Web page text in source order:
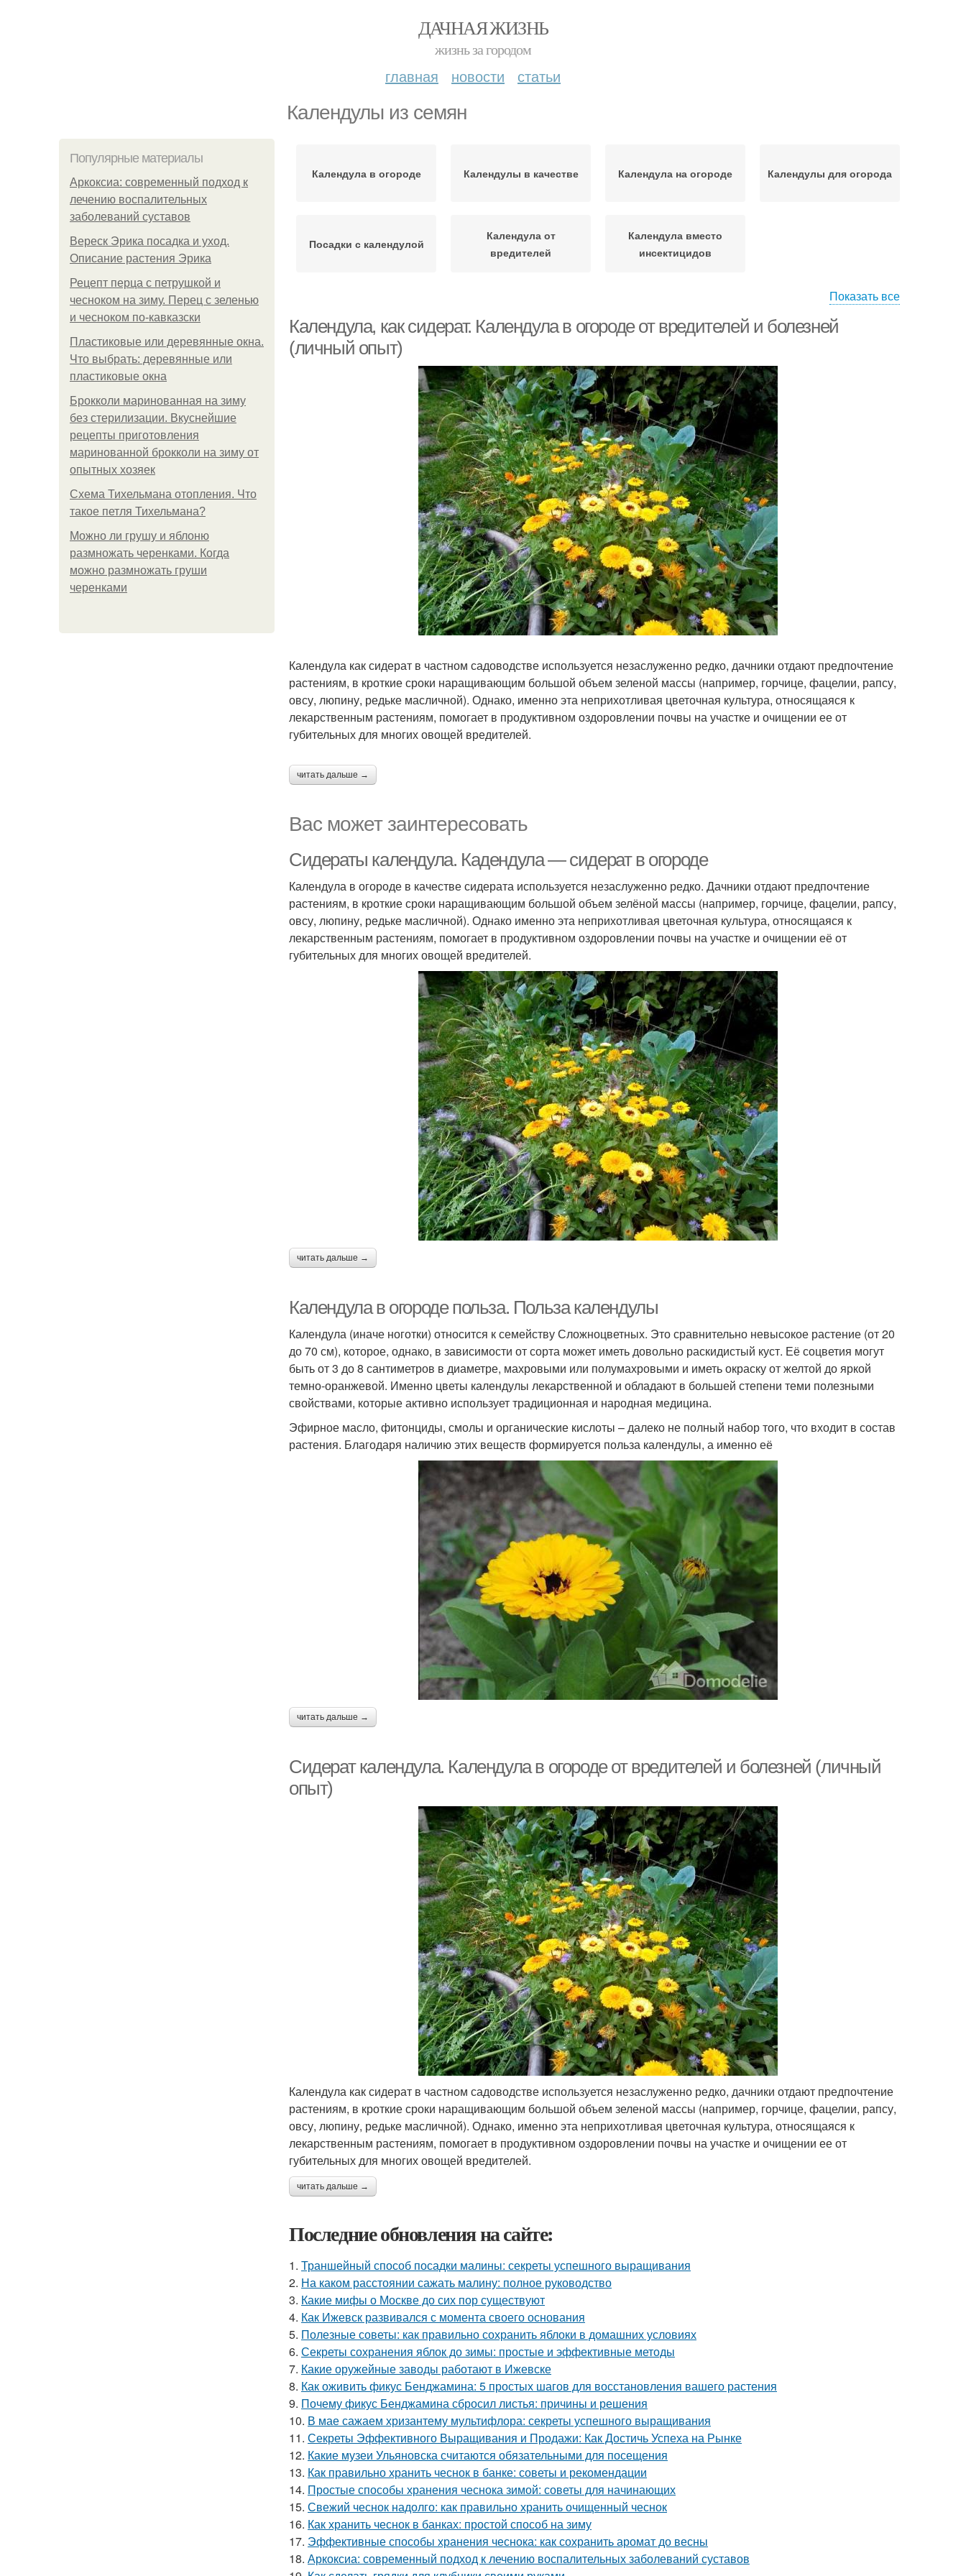
ДАЧНАЯ ЖИЗНЬ
жизнь за городом
главная новости статьи
Календулы из семян
Популярные материалы
Аркоксиа: современный подход к
лечению воспалительных
заболеваний суставов
Вереск Эрика посадка и уход.
Описание растения Эрика
Рецепт перца с петрушкой и
чесноком на зиму. Перец с зеленью
и чесноком по-кавказски
Пластиковые или деревянные окна.
Что выбрать: деревянные или
пластиковые окна
Брокколи маринованная на зиму
без стерилизации. Вкуснейшие
рецепты приготовления
маринованной брокколи на зиму от
опытных хозяек
Схема Тихельмана отопления. Что
такое петля Тихельмана?
Можно ли грушу и яблоню
размножать черенками. Когда
можно размножать груши
черенками
Календула в огороде Календулы в качестве Календула на огороде Календулы для огорода
Посадки с календулой
Календула от
вредителей
Календула вместо
инсектицидов
Показать все
Календула, как сидерат. Календула в огороде от вредителей и болезней
(личный опыт)
Календула как сидерат в частном садоводстве используется незаслуженно редко, дачники отдают предпочтение
растениям, в кроткие сроки наращивающим большой объем зеленой массы (например, горчице, фацелии, рапсу,
овсу, люпину, редьке масличной). Однако, именно эта неприхотливая цветочная культура, относящаяся к
лекарственным растениям, помогает в продуктивном оздоровлении почвы на участке и очищении ее от
губительных для многих овощей вредителей.
читать дальше →
Вас может заинтересовать
Сидераты календула. Кадендула — сидерат в огороде
Календула в огороде в качестве сидерата используется незаслуженно редко. Дачники отдают предпочтение
растениям, в кроткие сроки наращивающим большой объем зелёной массы (например, горчице, фацелии, рапсу,
овсу, люпину, редьке масличной). Однако именно эта неприхотливая цветочная культура, относящаяся к
лекарственным растениям, помогает в продуктивном оздоровлении почвы на участке и очищении её от
губительных для многих овощей вредителей.
читать дальше →
Календула в огороде польза. Польза календулы
Календула (иначе ноготки) относится к семейству Сложноцветных. Это сравнительно невысокое растение (от 20
до 70 см), которое, однако, в зависимости от сорта может иметь довольно раскидистый куст. Её соцветия могут
быть от 3 до 8 сантиметров в диаметре, махровыми или полумахровыми и иметь окраску от желтой до яркой
темно-оранжевой. Именно цветы календулы лекарственной и обладают в большей степени теми полезными
свойствами, которые активно использует традиционная и народная медицина.
Эфирное масло, фитонциды, смолы и органические кислоты – далеко не полный набор того, что входит в состав
растения. Благодаря наличию этих веществ формируется польза календулы, а именно её
читать дальше →
Сидерат календула. Календула в огороде от вредителей и болезней (личный
опыт)
Календула как сидерат в частном садоводстве используется незаслуженно редко, дачники отдают предпочтение
растениям, в кроткие сроки наращивающим большой объем зеленой массы (например, горчице, фацелии, рапсу,
овсу, люпину, редьке масличной). Однако, именно эта неприхотливая цветочная культура, относящаяся к
лекарственным растениям, помогает в продуктивном оздоровлении почвы на участке и очищении ее от
губительных для многих овощей вредителей.
читать дальше →
Последние обновления на сайте:
1. Траншейный способ посадки малины: секреты успешного выращивания
2. На каком расстоянии сажать малину: полное руководство
3. Какие мифы о Москве до сих пор существуют
4. Как Ижевск развивался с момента своего основания
5. Полезные советы: как правильно сохранить яблоки в домашних условиях
6. Секреты сохранения яблок до зимы: простые и эффективные методы
7. Какие оружейные заводы работают в Ижевске
8. Как оживить фикус Бенджамина: 5 простых шагов для восстановления вашего растения
9. Почему фикус Бенджамина сбросил листья: причины и решения
10. В мае сажаем хризантему мультифлора: секреты успешного выращивания
11. Секреты Эффективного Выращивания и Продажи: Как Достичь Успеха на Рынке
12. Какие музеи Ульяновска считаются обязательными для посещения
13. Как правильно хранить чеснок в банке: советы и рекомендации
14. Простые способы хранения чеснока зимой: советы для начинающих
15. Свежий чеснок надолго: как правильно хранить очищенный чеснок
16. Как хранить чеснок в банках: простой способ на зиму
17. Эффективные способы хранения чеснока: как сохранить аромат до весны
18. Аркоксиа: современный подход к лечению воспалительных заболеваний суставов